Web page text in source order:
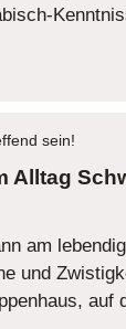
sein!
am
und
auf